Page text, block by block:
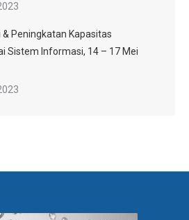
& Peningkatan Kapasitas
Sistem Informasi, 14 – 17 Mei